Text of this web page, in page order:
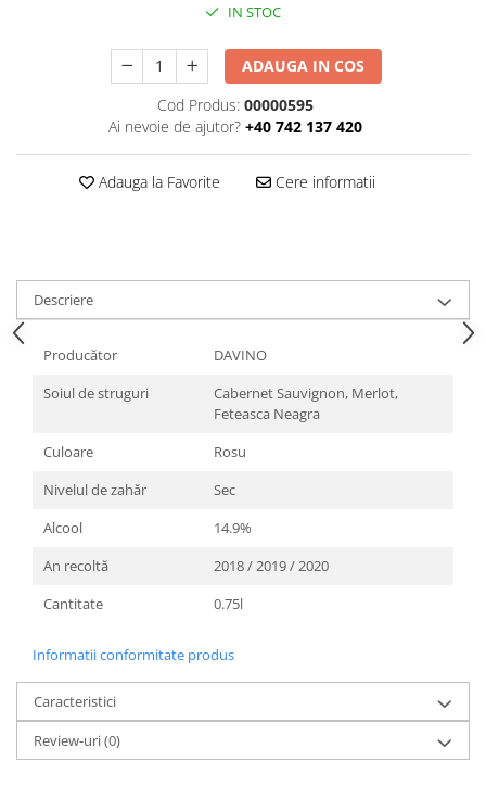
IN STOC
ADAUGA IN COS
Cod Produs: 00000595
Ai nevoie de ajutor? +40 742 137 420
Adauga la Favorite Cere informatii
Descriere
Producător
DAVINO
Soiul de struguri
Cabernet Sauvignon, Merlot,
Feteasca Neagra
Culoare
Rosu
Nivelul de zahăr
Sec
Alcool
14.9%
An recoltă
2018 / 2019 / 2020
Cantitate
0.75l
Informatii conformitate produs
Caracteristici
Review-uri(0)